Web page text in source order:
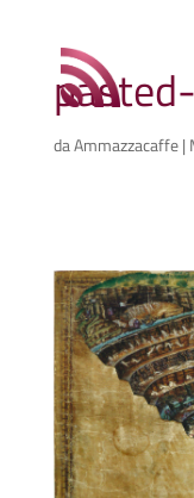
daAmmazzacaffe|